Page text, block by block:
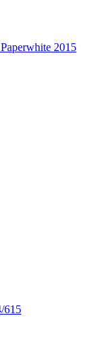
2015
615